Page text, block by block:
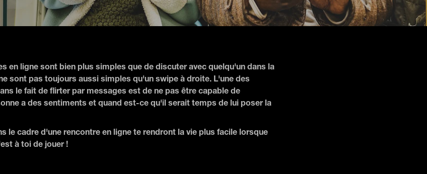
en ligne sont bien plus simples que de discuter avec quelqu'un dans la
sont pas toujours aussi simples qu'un swipe à droite. L'une des
le fait de flirter par messages est de ne pas être capable de
a des sentiments et quand est-ce qu'il serait temps de lui poser la
le cadre d'une rencontre en ligne te rendront la vie plus facile lorsque
à toi de jouer !